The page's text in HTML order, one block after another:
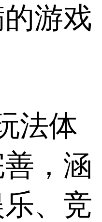
游戏
法体
，涵
、竞